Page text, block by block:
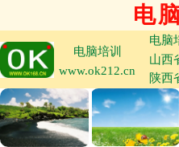
电
电脑培训
www.ok212.cn
电脑
山西
陕西